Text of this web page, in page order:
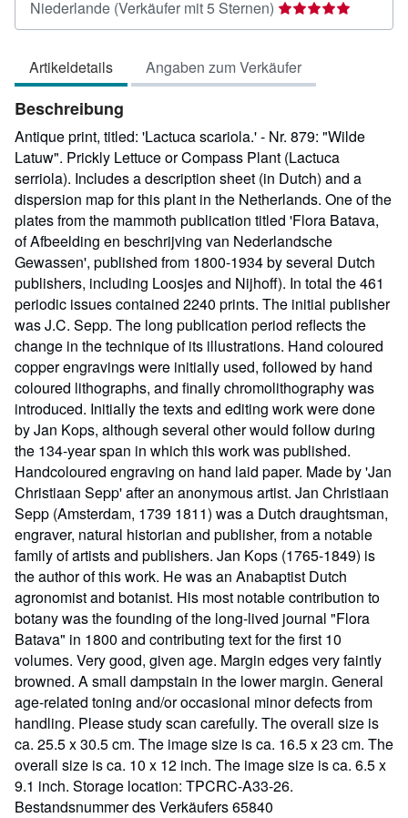
Niederlande (Verkäufer mit 5 Sternen) Verkäuferbewertung
5
5
Sternen
Artikeldetails Angaben zum Verkäufer
Beschreibung
Antique print, titled: 'Lactuca scariola.' - Nr. 879: "Wilde
Latuw". Prickly Lettuce or Compass Plant (Lactuca
serriola). Includes a description sheet (in Dutch) and a
dispersion map for this plant in the Netherlands. One of the
plates from the mammoth publication titled 'Flora Batava,
of Afbeelding en beschrijving van Nederlandsche
Gewassen', published from 1800-1934 by several Dutch
publishers, including Loosjes and Nijhoff). In total the 461
periodic issues contained 2240 prints. The initial publisher
was J.C. Sepp. The long publication period reflects the
change in the technique of its illustrations. Hand coloured
copper engravings were initially used, followed by hand
coloured lithographs, and finally chromolithography was
introduced. Initially the texts and editing work were done
by Jan Kops, although several other would follow during
the 134-year span in which this work was published.
Handcoloured engraving on hand laid paper. Made by 'Jan
Christiaan Sepp' after an anonymous artist. Jan Christiaan
Sepp (Amsterdam, 1739 1811) was a Dutch draughtsman,
engraver, natural historian and publisher, from a notable
family of artists and publishers. Jan Kops (1765-1849) is
the author of this work. He was an Anabaptist Dutch
agronomist and botanist. His most notable contribution to
botany was the founding of the long-lived journal "Flora
Batava" in 1800 and contributing text for the first 10
volumes. Very good, given age. Margin edges very faintly
browned. A small dampstain in the lower margin. General
age-related toning and/or occasional minor defects from
handling. Please study scan carefully. The overall size is
ca. 25.5 x 30.5 cm. The image size is ca. 16.5 x 23 cm. The
overall size is ca. 10 x 12 inch. The image size is ca. 6.5 x
9.1 inch. Storage location: TPCRC-A33-26.
Bestandsnummer des Verkäufers 65840